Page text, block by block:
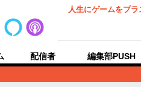
人生にゲームをプ
配信者 編集部PUSH